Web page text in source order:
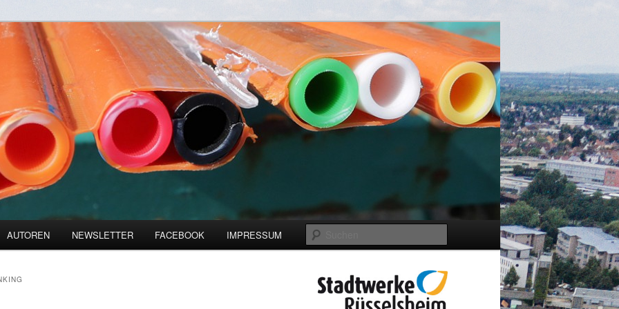
und Digitalisierung
AUTOREN NEWSLETTER FACEBOOK IMPRESSUM